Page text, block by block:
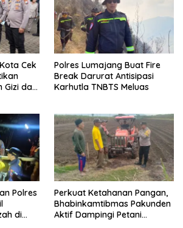
Cek
Gizi dan
Polres Lumajang Buat Fire
Break Darurat Antisipasi
Karhutla TNBTS Meluas
Polres
di
Perkuat Ketahanan Pangan,
Bhabinkamtibmas Pakunden
Aktif Dampingi Petani